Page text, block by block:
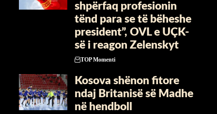
shpërfaq profesionin
tënd para se të bëheshe
president”, OVL e UÇK-
së i reagon Zelenskyt
TOP Momenti
Kosova shënon fitore
ndaj Britanisë së Madhe
në hendboll